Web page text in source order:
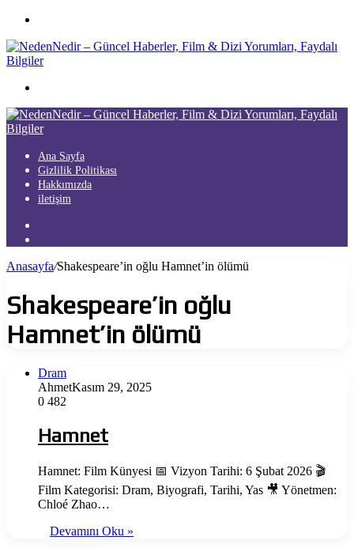
...
Ana Sayfa
Gizlilik Politikası
Hakkımızda
iletişim
...
Anasayfa/Shakespeare’in oğlu Hamnet’in ölümü
Shakespeare’in oğlu
Hamnet’in ölümü
Dram
AhmetKasım 29, 2025
0 482
Hamnet
Hamnet: Film Künyesi 📅 Vizyon Tarihi: 6 Şubat 2026 🎬
Film Kategorisi: Dram, Biyografi, Tarihi, Yas 🎥 Yönetmen:
Chloé Zhao…
Devamını Oku »